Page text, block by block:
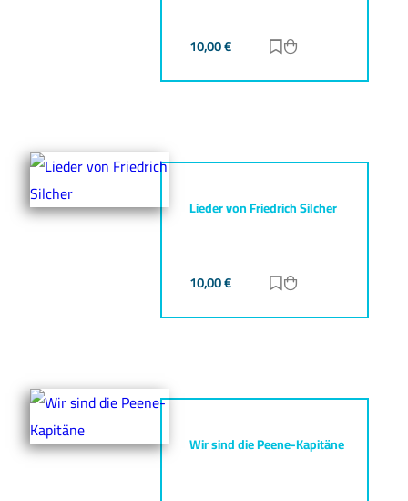
10,00€ Zur Merkliste
Lieder von Friedrich Silcher
10,00€ Zur Merkliste
Wir sind die Peene-Kapitäne